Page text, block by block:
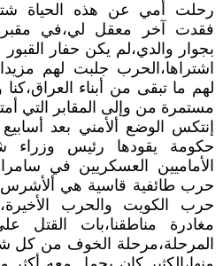
فقدت آخر معقل لي،في
بجوار والدي،لم يكن حفار
اشتراها،الحرب جلبت لهم
لهم ما تبقى من أبناء
مستمرة من وإلى المقابر التي
إنتكس الوضع ألأمني بعد
حكومة يقودها رئيس وزراء
الأماميين العسكريين في
حرب طائفية قاسية هي
حرب الكويت والحرب
مغادرة مناطقنا،بات القتل
المرحلة،مرحلة الخوف من كل